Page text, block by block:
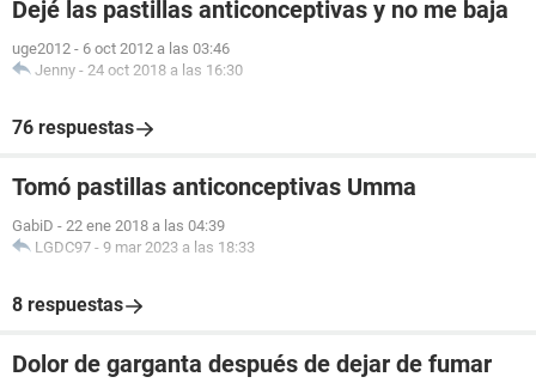
Dejé las pastillas anticonceptivas y no me baja
uge2012 - 6 oct 2012 a las 03:46
Jenny - 24 oct 2018 a las 16:30
76 respuestas
Tomó pastillas anticonceptivas Umma
GabiD - 22 ene 2018 a las 04:39
LGDC97 - 9 mar 2023 a las 18:33
8 respuestas
Dolor de garganta después de dejar de fumar